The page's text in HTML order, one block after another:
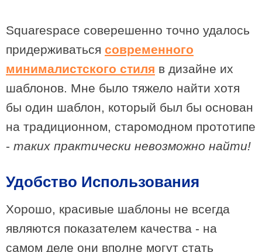
Squarespace соверешенно точно удалось
придерживаться современного
минималистского стиля в дизайне их
шаблонов. Мне было тяжело найти хотя
бы один шаблон, который был бы основан
на традиционном, старомодном прототипе
- таких практически невозможно найти!
Удобство Использования
Хорошо, красивые шаблоны не всегда
являются показателем качества - на
самом деле они вполне могут стать